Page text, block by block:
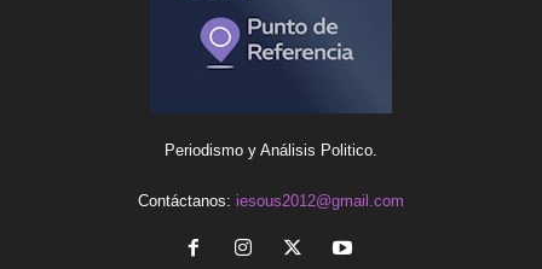
Periodismo y Análisis Politico.
Contáctanos: iesous2012@gmail.com